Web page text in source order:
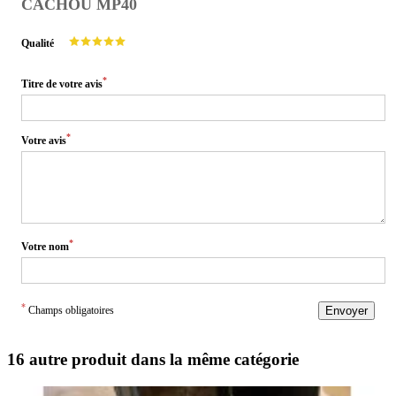
CACHOU MP40
Qualité
Titre de votre avis*
Votre avis*
Votre nom*
* Champs obligatoires Envoyer
16 autre produit dans la même catégorie